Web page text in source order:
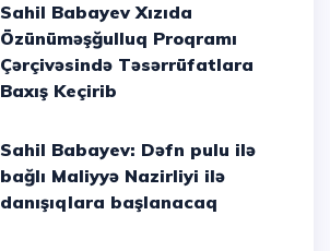
Sahil Babayev Xızıda
Özünüməşğulluq Proqramı
Çərçivəsində Təsərrüfatlara
Baxış Keçirib
Sahil Babayev: Dəfn pulu ilə
bağlı Maliyyə Nazirliyi ilə
danışıqlara başlanacaq